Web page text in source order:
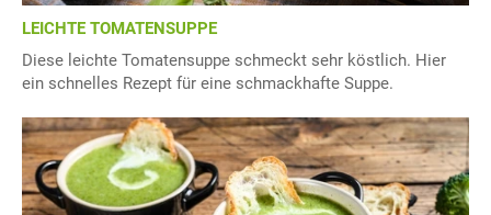
LEICHTE TOMATENSUPPE
Diese leichte Tomatensuppe schmeckt sehr köstlich. Hier
ein schnelles Rezept für eine schmackhafte Suppe.